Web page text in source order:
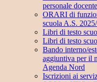
personale
ORARI di
scuola A.S.
Libri di testo
Libri di testo
Bando interno/
aggiuntiva per il
Agenda Nord
Iscrizioni ai